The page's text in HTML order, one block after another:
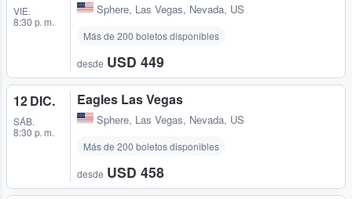
VIE.
8:30 p. m.
Sphere, Las Vegas, Nevada, US
Más de 200 boletos disponibles
desde USD 449
12 DIC.
SÁB.
8:30 p. m.
Eagles Las Vegas
Sphere, Las Vegas, Nevada, US
Más de 200 boletos disponibles
desde USD 458